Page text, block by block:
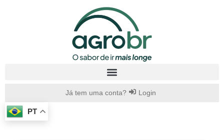
Já tem uma conta? Login
PT